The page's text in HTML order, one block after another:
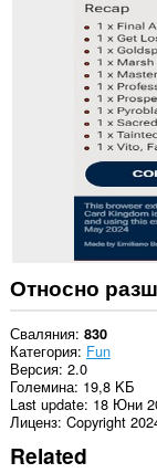
разширение
осъществява
разделите
дейността
на
сърфиране.
Относно
Сваляния 830
Категория Fun
Версия 2.0
Големина 19,8 KБ
Last update 18 Юни
Лиценз Copyright
Related